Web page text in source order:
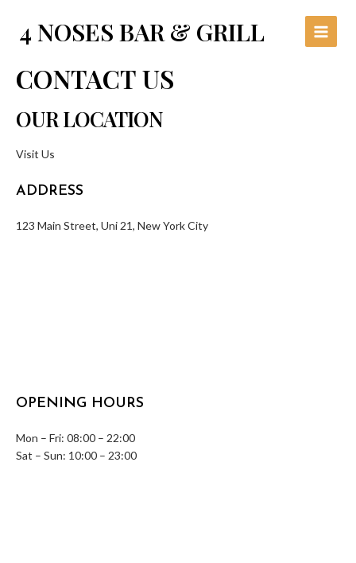
content4 NOSES BAR & GRILL
Main
Menu
CONTACT US
OUR LOCATION
Visit Us
ADDRESS
123 Main Street, Uni 21, New York City
OPENING HOURS
Mon – Fri: 08:00 – 22:00
Sat – Sun: 10:00 – 23:00